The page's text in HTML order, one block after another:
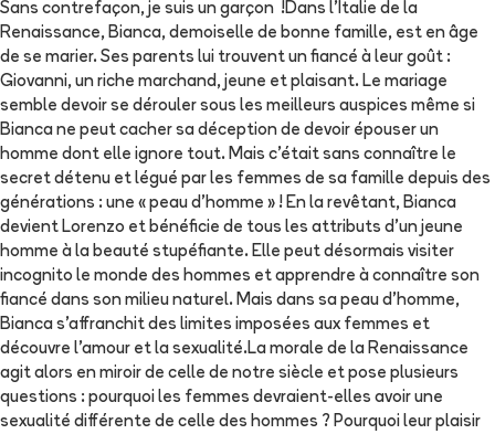
Sans contrefaçon, je suis un garçon !Dans l'Italie de la
Renaissance, Bianca, demoiselle de bonne famille, est en âge
de se marier. Ses parents lui trouvent un fiancé à leur goût :
Giovanni, un riche marchand, jeune et plaisant. Le mariage
semble devoir se dérouler sous les meilleurs auspices même si
Bianca ne peut cacher sa déception de devoir épouser un
homme dont elle ignore tout. Mais c'était sans connaître le
secret détenu et légué par les femmes de sa famille depuis des
générations : une « peau d'homme » ! En la revêtant, Bianca
devient Lorenzo et bénéficie de tous les attributs d'un jeune
homme à la beauté stupéfiante. Elle peut désormais visiter
incognito le monde des hommes et apprendre à connaître son
fiancé dans son milieu naturel. Mais dans sa peau d'homme,
Bianca s'affranchit des limites imposées aux femmes et
découvre l'amour et la sexualité.La morale de la Renaissance
agit alors en miroir de celle de notre siècle et pose plusieurs
questions : pourquoi les femmes devraient-elles avoir une
sexualité différente de celle des hommes ? Pourquoi leur plaisir